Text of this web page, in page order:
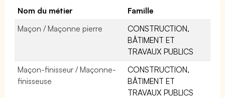
Nom du métier
Famille
Maçon / Maçonne pierre
CONSTRUCTION,
BÂTIMENT ET
TRAVAUX PUBLICS
Maçon-finisseur / Maçonne-
finisseuse
CONSTRUCTION,
BÂTIMENT ET
TRAVAUX PUBLICS